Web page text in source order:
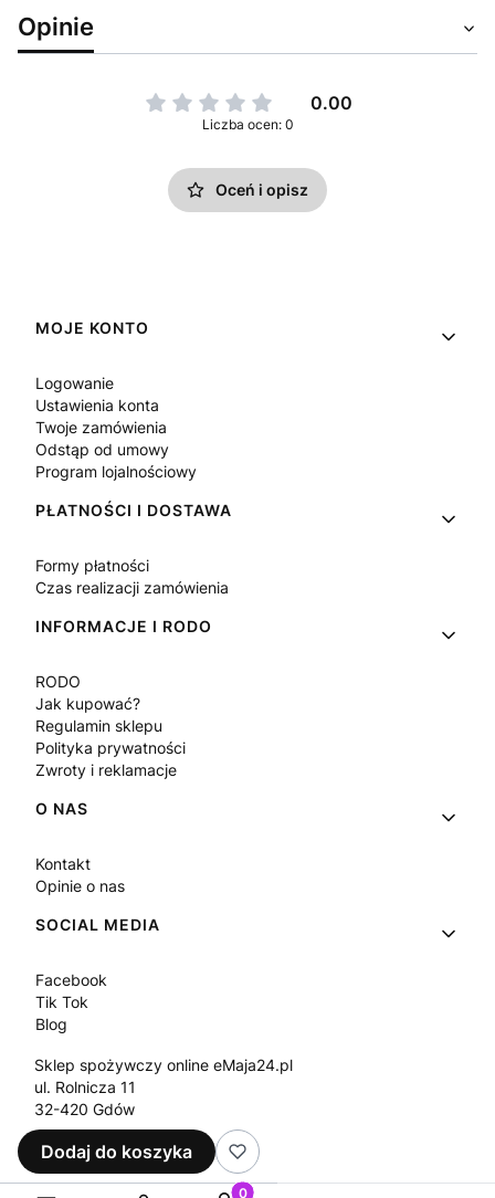
Opinie
0.00
Liczba ocen: 0
Oceń i opisz
Linki w stopce
MOJE KONTO
Logowanie
Ustawienia konta
Twoje zamówienia
Odstąp od umowy
Program lojalnościowy
PŁATNOŚCI I DOSTAWA
Formy płatności
Czas realizacji zamówienia
INFORMACJE I RODO
RODO
Jak kupować?
Regulamin sklepu
Polityka prywatności
Zwroty i reklamacje
O NAS
Kontakt
Opinie o nas
SOCIAL MEDIA
Facebook
Tik Tok
Blog
Sklep spożywczy online eMaja24.pl
ul. Rolnicza 11
32-420 Gdów
Tel.+48 573 330 911
e-mail:sklep@emaja24.pl
Dodaj do koszyka